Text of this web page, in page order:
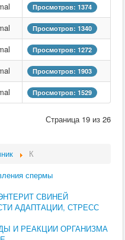
Просмотров: 1374
Просмотров: 1340
Просмотров: 1272
Просмотров: 1903
Просмотров: 1529
Страница 19 из 26
К
спермы
СВИНЕЙ
АДАПТАЦИИ, СТРЕСС
И РЕАКЦИИ ОРГАНИЗМА